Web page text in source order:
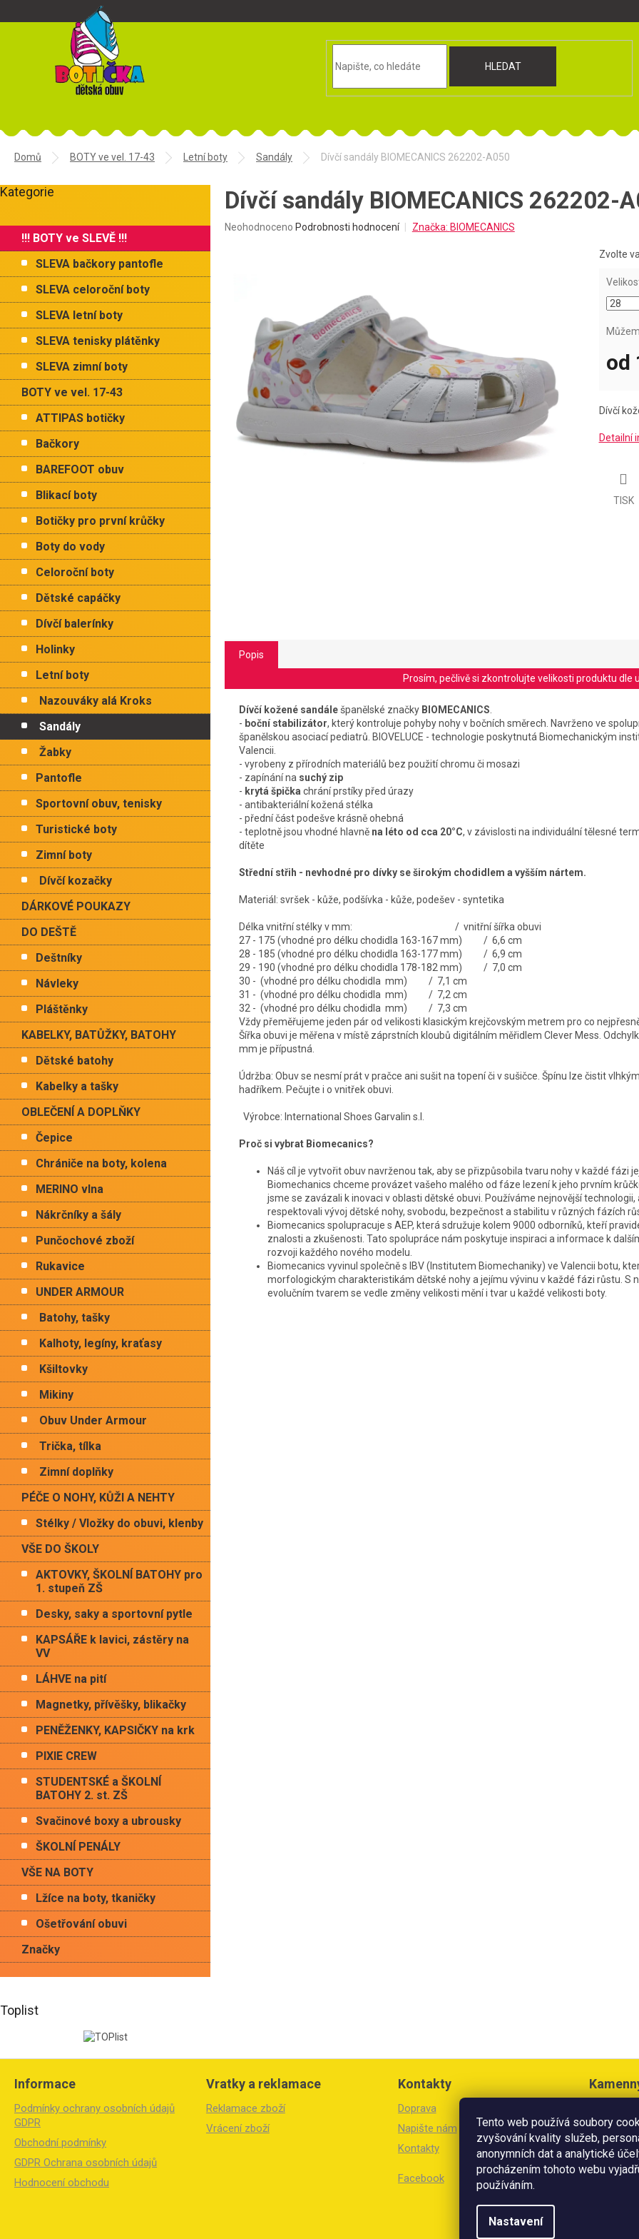
Tento web používá soubory
zvyšování kvality služeb,
anonymních dat a analytické
procházením tohoto webu
používáním.
Nastavení
HLEDAT
Domů BOTY ve vel. 17-43 Letní boty Sandály Dívčí sandály BIOMECANICS 262202-A050
o
t
n
í
n
l
Přeskočit
Kategorie
!!! BOTY ve SLEVĚ !!!
SLEVA bačkory pantofle
SLEVA celoroční boty
SLEVA letní boty
SLEVA tenisky plátěnky
SLEVA zimní boty
BOTY ve vel. 17-43
ATTIPAS botičky
Bačkory
BAREFOOT obuv
Blikací boty
Botičky pro první krůčky
Boty do vody
Celoroční boty
Dětské capáčky
Dívčí balerínky
Holinky
Letní boty
Nazouváky alá Kroks
Sandály
Žabky
Pantofle
Sportovní obuv, tenisky
Turistické boty
Zimní boty
Dívčí kozačky
DÁRKOVÉ POUKAZY
DO DEŠTĚ
Deštníky
Návleky
Pláštěnky
KABELKY, BATŮŽKY, BATOHY
Dětské batohy
Kabelky a tašky
OBLEČENÍ A DOPLŇKY
Čepice
Chrániče na boty, kolena
MERINO vlna
Nákrčníky a šály
Punčochové zboží
Rukavice
UNDER ARMOUR
Batohy, tašky
Kalhoty, legíny, kraťasy
Kšiltovky
Mikiny
Obuv Under Armour
Trička, tílka
Zimní doplňky
PÉČE O NOHY, KŮŽI A NEHTY
Stélky / Vložky do obuvi, klenby
VŠE DO ŠKOLY
AKTOVKY, ŠKOLNÍ BATOHY pro
1. stupeň ZŠ
Desky, saky a sportovní pytle
KAPSÁŘE k lavici, zástěry na
VV
LÁHVE na pití
Magnetky, přívěšky, blikačky
PENĚŽENKY, KAPSIČKY na krk
PIXIE CREW
STUDENTSKÉ a ŠKOLNÍ
BATOHY 2. st. ZŠ
Svačinové boxy a ubrousky
ŠKOLNÍ PENÁLY
VŠE NA BOTY
Lžíce na boty, tkaničky
Ošetřování obuvi
Značky
Toplist
Dívčí sandály BIOMECANICS 262202-
Průměrné
hvězdiček.
Neohodnoceno Podrobnosti hodnocení Značka: BIOMECANICS
Zvolte
od
Dívčí
Detailní
TISK
Popis
Prosím, pečlivě si zkontrolujte velikosti produktu dle
Dívčí kožené sandálešpanělské značky BIOMECANICS.
- boční stabilizátor, který kontroluje pohyby nohy v bočních směrech. Navrženo ve
španělskou asociací pediatrů. BIOVELUCE - technologie poskytnutá Biomechanickým
Valencii.
- vyrobeny z přírodních materiálů bez použití chromu či mosazi
- zapínání na suchý zip
- krytá špička chrání prstíky před úrazy
- antibakteriální kožená stélka
- přední část podešve krásně ohebná
- teplotně jsou vhodné hlavně na léto od cca 20°C, v závislosti na individuální tělesné
dítěte
Střední střih - nevhodné pro dívky se širokým chodidlem a vyšším nártem.
Materiál: svršek - kůže, podšívka - kůže, podešev - syntetika
Délka vnitřní stélky v mm: / vnitřní šířka obuvi
27 - 175 (vhodné pro délku chodidla 163-167 mm) / 6,6 cm
28 - 185 (vhodné pro délku chodidla 163-177 mm) / 6,9 cm
29 - 190 (vhodné pro délku chodidla 178-182 mm) / 7,0 cm
30 - (vhodné pro délku chodidla mm) / 7,1 cm
31 - (vhodné pro délku chodidla mm) / 7,2 cm
32 - (vhodné pro délku chodidla mm) / 7,3 cm
Vždy přeměřujeme jeden pár od velikosti klasickým krejčovským metrem pro co
Šířka obuvi je měřena v místě záprstních kloubů digitálním měřidlem Clever Mess.
mm je přípustná.
Údržba: Obuv se nesmí prát v pračce ani sušit na topení či v sušičce. Špínu lze čistit
hadříkem. Pečujte i o vnitřek obuvi.
Výrobce: International Shoes Garvalin s.l.
Proč si vybrat Biomecanics?
Náš cíl je vytvořit obuv navrženou tak, aby se přizpůsobila tvaru nohy v každé fázi
Biomechanics chceme provázet vašeho malého od fáze lezení k jeho prvním
jsme se zavázali k inovaci v oblasti dětské obuvi. Používáme nejnovější technologii,
respektovali vývoj dětské nohy, svobodu, bezpečnost a stabilitu v různých fázích
Biomecanics spolupracuje s AEP, která sdružuje kolem 9000 odborníků, kteří
znalosti a zkušenosti. Tato spolupráce nám poskytuje inspiraci a informace k
rozvoji každého nového modelu.
Biomecanics vyvinul společně s IBV (Institutem Biomechaniky) ve Valencii botu,
morfologickým charakteristikám dětské nohy a jejímu vývinu v každé fázi růstu. S
evolučním tvarem se vedle změny velikosti mění i tvar u každé velikosti boty.
Z
Informace
Podmínky ochrany osobních údajů
GDPR
Obchodní podmínky
GDPR Ochrana osobních údajů
Hodnocení obchodu
Vratky a reklamace
Reklamace zboží
Vrácení zboží
Kontakty
Doprava
Napište nám
Kontakty
Facebook
Litoměřice
Otevírací
Po-Pá: